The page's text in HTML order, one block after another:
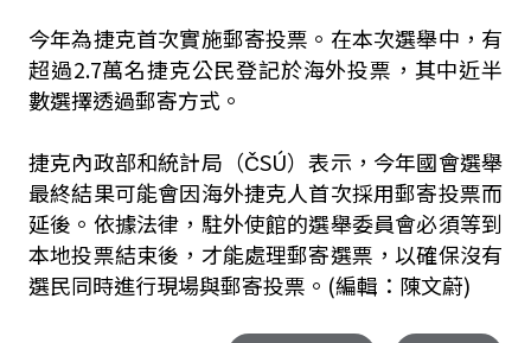
今年為捷克首次實施郵寄投票。在本次選舉中，有
超過2.7萬名捷克公民登記於海外投票，其中近半
數選擇透過郵寄方式。
捷克內政部和統計局（ČSÚ）表示，今年國會選舉
最終結果可能會因海外捷克人首次採用郵寄投票而
延後。依據法律，駐外使館的選舉委員會必須等到
本地投票結束後，才能處理郵寄選票，以確保沒有
選民同時進行現場與郵寄投票。(編輯：陳文蔚)